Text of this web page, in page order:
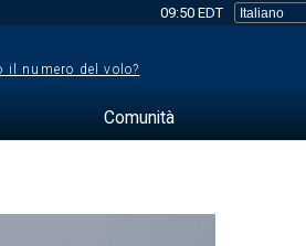
09:50 EDT
il numero del volo?
Comunità